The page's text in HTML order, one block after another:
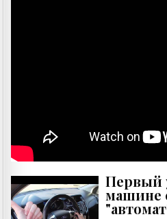
Первый
машине